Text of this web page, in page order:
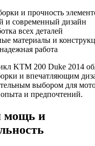
и прочность
и современный дизайн
всех деталей
материалы и
работа
KTM 200 Duke 2014
и впечатляющим
выбором для
и предпочтений.
мощь и